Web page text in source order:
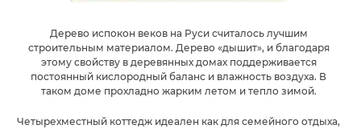
Дерево испокон веков на Руси считалось лучшим
строительным материалом. Дерево «дышит», и благодаря
этому свойству в деревянных домах поддерживается
постоянный кислородный баланс и влажность воздуха. В
таком доме прохладно жарким летом и тепло зимой.
Четырехместный коттедж идеален как для семейного отдыха,